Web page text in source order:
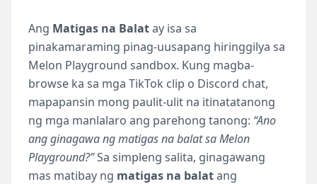
Ang Matigas na Balatay isa sa
pinakamaraming pinag-uusapang hiringgilya sa
Melon Playground sandbox. Kung magba-
browse ka sa mga TikTok clip o Discord chat,
mapapansin mong paulit-ulit na itinatatanong
ng mga manlalaro ang parehong tanong: “Ano
ang ginagawa ng matigas na balat sa Melon
Playground?”Sa simpleng salita, ginagawang
mas matibay ng matigas na balatang